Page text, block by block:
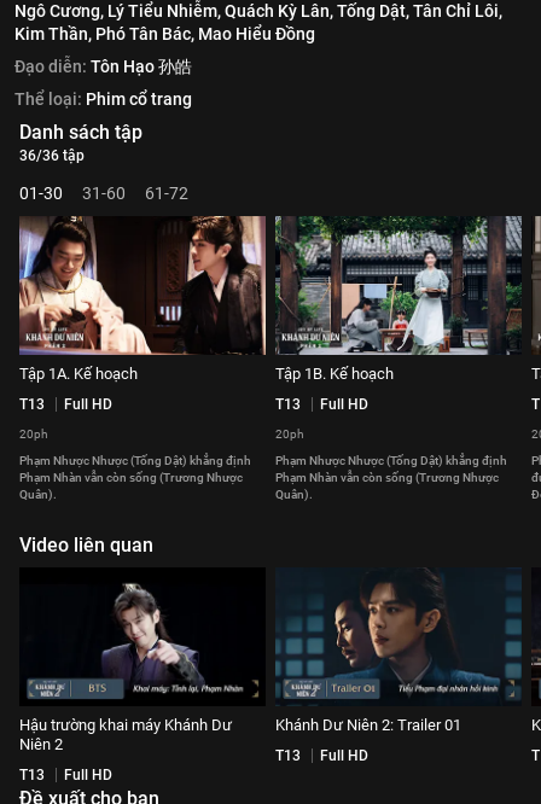
Ngô Cương, Lý Tiểu Nhiễm,Quách Kỳ Lân,Tống Dật,Tân Chỉ Lôi,
Kim Thần, Phó Tân Bác, Mao Hiểu Đồng
Đạo diễn: Tôn Hạo 孙皓
Thể loại: Phim cổ trang
Danh sách tập
36/36 tập
01-30 31-60 61-72
Tập 1A. Kế hoạch
T13 Full HD
20ph
Phạm Nhược Nhược (Tống Dật) khẳng định
Phạm Nhàn vẫn còn sống (Trương Nhược
Quân).
Tập 1B. Kế hoạch
T13 Full HD
20ph
Phạm Nhược Nhược (Tống Dật) khẳng định
Phạm Nhàn vẫn còn sống (Trương Nhược
Quân).
Video liên quan
Hậu trường khai máy Khánh Dư
Niên 2
T13 Full HD
Khánh Dư Niên 2: Trailer 01
T13 Full HD
Đề xuất cho bạn